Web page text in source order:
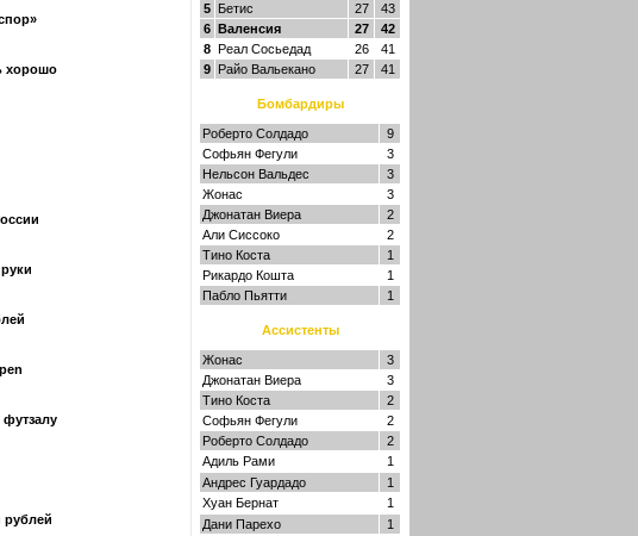
хорошо
рублей
5 Бетис 27
43
6 Валенсия 27
42
8 Реал Сосьедад 26
41
9 Райо Вальекано 27 41
Бомбардиры
Роберто Солдадо
9
Софьян Фегули
3
Нельсон Вальдес
3
Жонас
3
Джонатан Виера
2
Али Сиссоко
2
Тино Коста
1
Рикардо Кошта
1
Пабло Пьятти
1
Ассистенты
Жонас
3
Джонатан Виера
3
Тино Коста
2
Софьян Фегули
2
Роберто Солдадо
2
Адиль Рами
1
Андрес Гуардадо
1
Хуан Бернат
1
Дани Парехо
1